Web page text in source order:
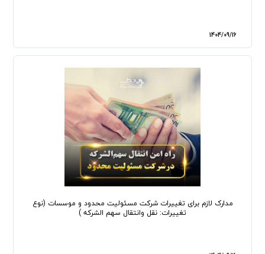
1404/09/16
مدارک لازم برای تغییرات شرکت مسئولیت محدود و موسسات (نوع
تغییرات: نقل وانتقال سهم الشرکه )